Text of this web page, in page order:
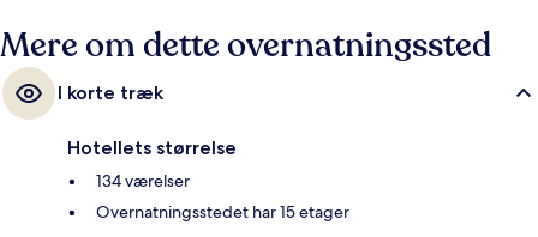
Mere om dette overnatningssted
I korte træk
Hotellets størrelse
134 værelser
Overnatningsstedet har 15 etager